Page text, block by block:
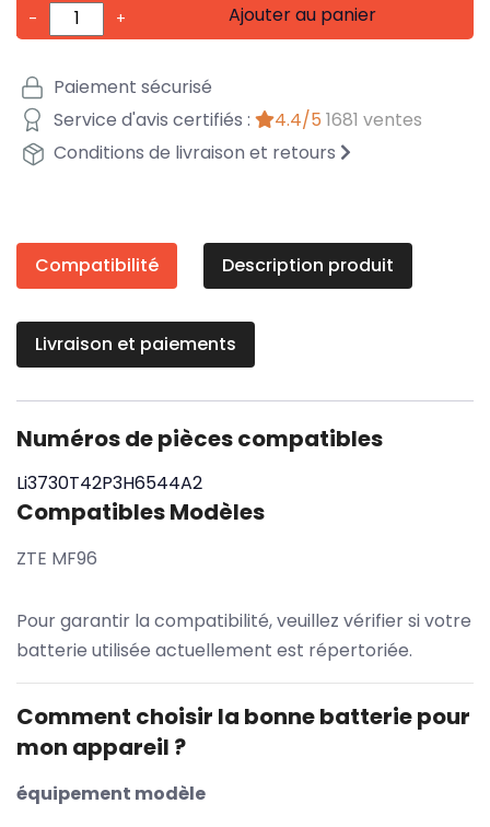
- + Ajouter au panier
Paiement sécurisé
Service d'avis certifiés :
4.4/5 1681 ventes
Conditions de livraison et retours
Compatibilité Description produit
Livraison et paiements
Numéros de pièces compatibles
Li3730T42P3H6544A2
Compatibles Modèles
ZTE MF96
Pour garantir la compatibilité, veuillez vérifier si votre
batterie utilisée actuellement est répertoriée.
Comment choisir la bonne batterie pour
mon appareil ?
équipement modèle